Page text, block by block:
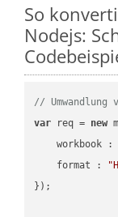
So
Nodejs:
// Umwandlung
var req = new
workbook :
format :
});